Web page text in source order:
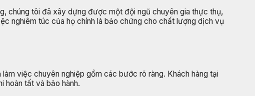
chúng tôi đã xây dựng được một đội ngũ chuyên gia thực thụ,
nghiêm túc của họ chính là bảo chứng cho chất lượng dịch vụ
việc chuyên nghiệp gồm các bước rõ ràng. Khách hàng tại
hoàn tất và bảo hành.